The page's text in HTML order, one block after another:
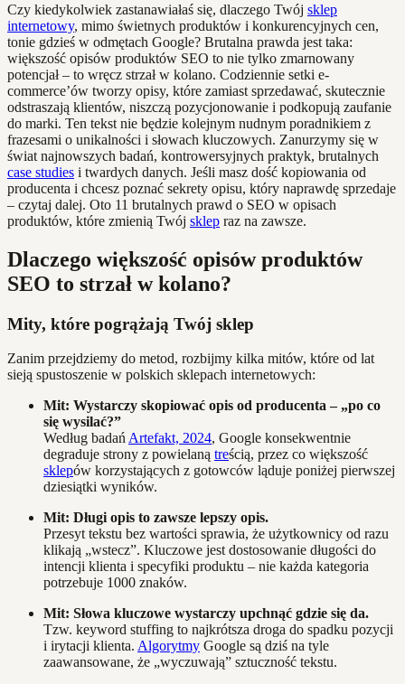
Czy kiedykolwiek zastanawiałaś się, dlaczego Twój sklep
internetowy, mimo świetnych produktów i konkurencyjnych cen,
tonie gdzieś w odmętach Google? Brutalna prawda jest taka:
większość opisów produktów SEO to nie tylko zmarnowany
potencjał – to wręcz strzał w kolano. Codziennie setki e-
commerce’ów tworzy opisy, które zamiast sprzedawać, skutecznie
odstraszają klientów, niszczą pozycjonowanie i podkopują zaufanie
do marki. Ten tekst nie będzie kolejnym nudnym poradnikiem z
frazesami o unikalności i słowach kluczowych. Zanurzymy się w
świat najnowszych badań, kontrowersyjnych praktyk, brutalnych
case studies i twardych danych. Jeśli masz dość kopiowania od
producenta i chcesz poznać sekrety opisu, który naprawdę sprzedaje
– czytaj dalej. Oto 11 brutalnych prawd o SEO w opisach
produktów, które zmienią Twój sklep raz na zawsze.
Dlaczego większość opisów produktów
SEO to strzał w kolano?
Mity, które pogrążają Twój sklep
Zanim przejdziemy do metod, rozbijmy kilka mitów, które od lat
sieją spustoszenie w polskich sklepach internetowych:
Mit: Wystarczy skopiować opis od producenta – „po co
się wysilać?”
Według badań Artefakt, 2024, Google konsekwentnie
degraduje strony z powielaną treścią, przez co większość
sklepów korzystających z gotowców ląduje poniżej pierwszej
dziesiątki wyników.
Mit: Długi opis to zawsze lepszy opis.
Przesyt tekstu bez wartości sprawia, że użytkownicy od razu
klikają „wstecz”. Kluczowe jest dostosowanie długości do
intencji klienta i specyfiki produktu – nie każda kategoria
potrzebuje 1000 znaków.
Mit: Słowa kluczowe wystarczy upchnąć gdzie się da.
Tzw. keyword stuffing to najkrótsza droga do spadku pozycji
i irytacji klienta. Algorytmy Google są dziś na tyle
zaawansowane, że „wyczuwają” sztuczność tekstu.